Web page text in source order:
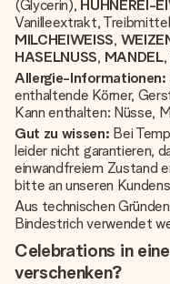
(Glycerin), HÜHNEREI-
Vanilleextrakt,
MILCHEIWEISS,
HASELNUSS, MANDEL,
Allergie-Informationen:
enthaltende Körner,
Kann enthalten: Nüsse,
Gut zu wissen: Bei
leider nicht garantieren,
einwandfreiem Zustand
bitte an unseren
Aus technischen
Bindestrich verwendet
Celebrations in
verschenken?